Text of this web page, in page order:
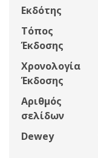
Εκδότης
Τόπος
Έκδοσης
Χρονολογία
Έκδοσης
Αριθμός
σελίδων
Dewey